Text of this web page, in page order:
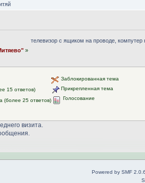
»
телевизор с ящиком на проводе, компутер
15 ответов)
(более 25 ответов)
Заблокированная тема
Прикрепленная тема
Голосование
визита.
Powered by SMF